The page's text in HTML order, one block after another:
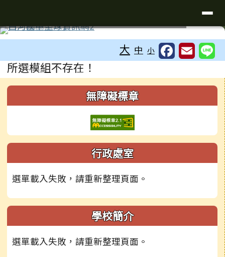
臺南市白河國民中學全球資訊網
⏸
大 中 小
主內容區域
所選模組不存在！
左邊區域內容 無障礙標章
行政處室
選單載入失敗，請重新整理頁面。
學校簡介
選單載入失敗，請重新整理頁面。
頁尾區域